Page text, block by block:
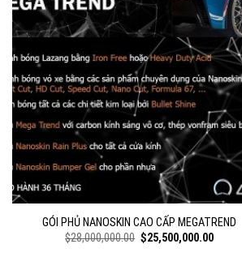
GÓI PHỦ NANOSKIN CAO CẤP MEGATREND
$28,000,000.00 Original
price
$25,500,000.00Current